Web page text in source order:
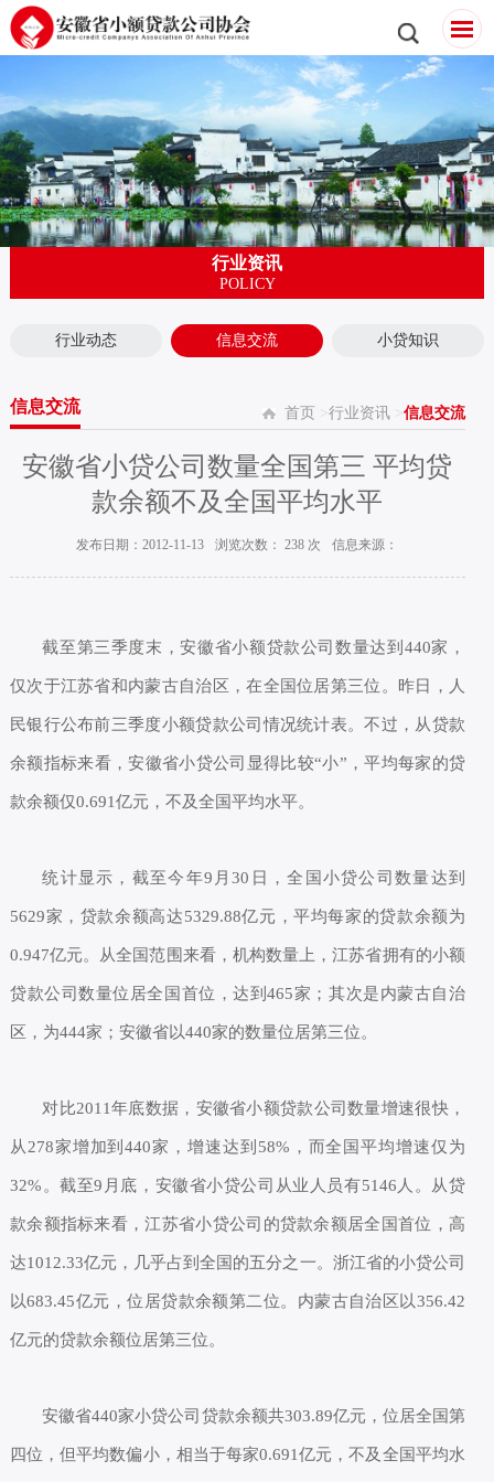
行业资讯
POLICY
行业动态 信息交流 小贷知识
首页 >行业资讯>信息交流
信息交流
安徽省小贷公司数量全国第三 平均贷
款余额不及全国平均水平
发布日期：2012-11-13 浏览次数：238 次 信息来源：
截至第三季度末，安徽省小额贷款公司数量达到440家，
仅次于江苏省和内蒙古自治区，在全国位居第三位。昨日，人
民银行公布前三季度小额贷款公司情况统计表。不过，从贷款
余额指标来看，安徽省小贷公司显得比较“小”，平均每家的贷
款余额仅0.691亿元，不及全国平均水平。
统计显示，截至今年9月30日，全国小贷公司数量达到
5629家，贷款余额高达5329.88亿元，平均每家的贷款余额为
0.947亿元。从全国范围来看，机构数量上，江苏省拥有的小额
贷款公司数量位居全国首位，达到465家；其次是内蒙古自治
区，为444家；安徽省以440家的数量位居第三位。
对比2011年底数据，安徽省小额贷款公司数量增速很快，
从278家增加到440家，增速达到58%，而全国平均增速仅为
32%。截至9月底，安徽省小贷公司从业人员有5146人。从贷
款余额指标来看，江苏省小贷公司的贷款余额居全国首位，高
达1012.33亿元，几乎占到全国的五分之一。浙江省的小贷公司
以683.45亿元，位居贷款余额第二位。内蒙古自治区以356.42
亿元的贷款余额位居第三位。
安徽省440家小贷公司贷款余额共303.89亿元，位居全国第
四位，但平均数偏小，相当于每家0.691亿元，不及全国平均水